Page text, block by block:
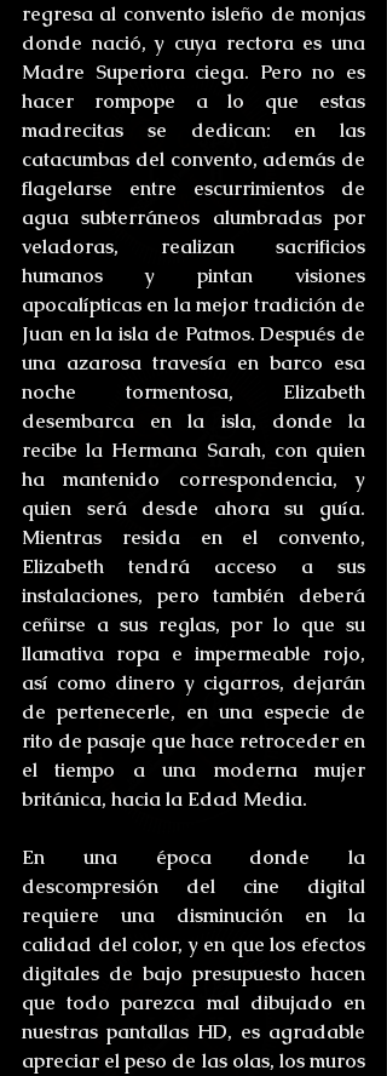
regresa al convento isleño de monjas
donde nació, y cuya rectora es una
Madre Superiora ciega. Pero no es
hacer rompope a lo que estas
madrecitas se dedican: en las
catacumbas del convento, además de
flagelarse entre escurrimientos de
agua subterráneos alumbradas por
veladoras, realizan sacrificios
humanos y pintan visiones
apocalípticas en la mejor tradición de
Juan en la isla de Patmos. Después de
una azarosa travesía en barco esa
noche tormentosa, Elizabeth
desembarca en la isla, donde la
recibe la Hermana Sarah, con quien
ha mantenido correspondencia, y
quien será desde ahora su guía.
Mientras resida en el convento,
Elizabeth tendrá acceso a sus
instalaciones, pero también deberá
ceñirse a sus reglas, por lo que su
llamativa ropa e impermeable rojo,
así como dinero y cigarros, dejarán
de pertenecerle, en una especie de
rito de pasaje que hace retroceder en
el tiempo a una moderna mujer
británica, hacia la Edad Media.
En una época donde la
descompresión del cine digital
requiere una disminución en la
calidad del color, y en que los efectos
digitales de bajo presupuesto hacen
que todo parezca mal dibujado en
nuestras pantallas HD, es agradable
apreciar el peso de las olas, los muros